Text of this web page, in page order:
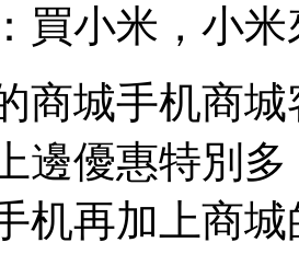
買小米，小
商城手机商
邊優惠特別
机再加上商